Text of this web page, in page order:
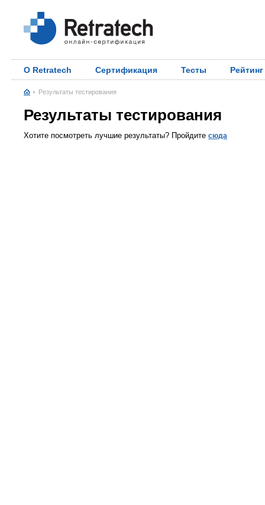
О Retratech Сертификация Тесты Рейтинг
Результаты тестирования
Результаты тестирования
Хотите посмотреть лучшие результаты? Пройдите сюда